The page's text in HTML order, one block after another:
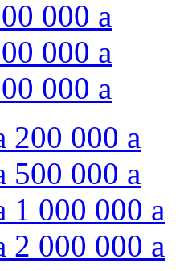
000 a
000 a
000 a
200 000 a
500 000 a
1 000 000 a
2 000 000 a